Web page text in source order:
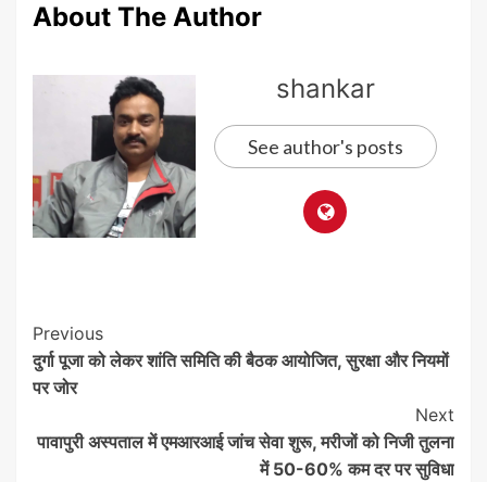
About The Author
shankar
See author's posts
Post
Navigation
Previous
दुर्गा पूजा को लेकर शांति समिति की बैठक आयोजित, सुरक्षा और नियमों
पर जोर
Next
पावापुरी अस्पताल में एमआरआई जांच सेवा शुरू, मरीजों को निजी तुलना
में 50-60% कम दर पर सुविधा